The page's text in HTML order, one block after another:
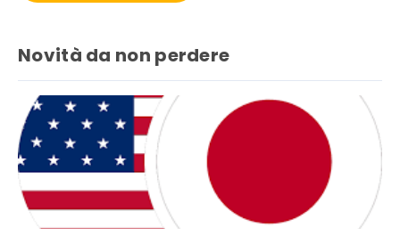
Novità da non perdere